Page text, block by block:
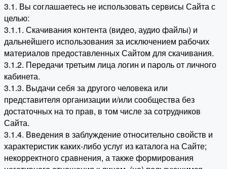
3.1. Вы соглашаетесь не использовать сервисы Сайта с
целью:
3.1.1. Скачивания контента (видео, аудио файлы) и
дальнейшего использования за исключением рабочих
материалов предоставленных Сайтом для скачивания.
3.1.2. Передачи третьим лица логин и пароль от личного
кабинета.
3.1.3. Выдачи себя за другого человека или
представителя организации и/или сообщества без
достаточных на то прав, в том числе за сотрудников
Сайта.
3.1.4. Введения в заблуждение относительно свойств и
характеристик каких-либо услуг из каталога на Сайте;
некорректного сравнения, а также формирования